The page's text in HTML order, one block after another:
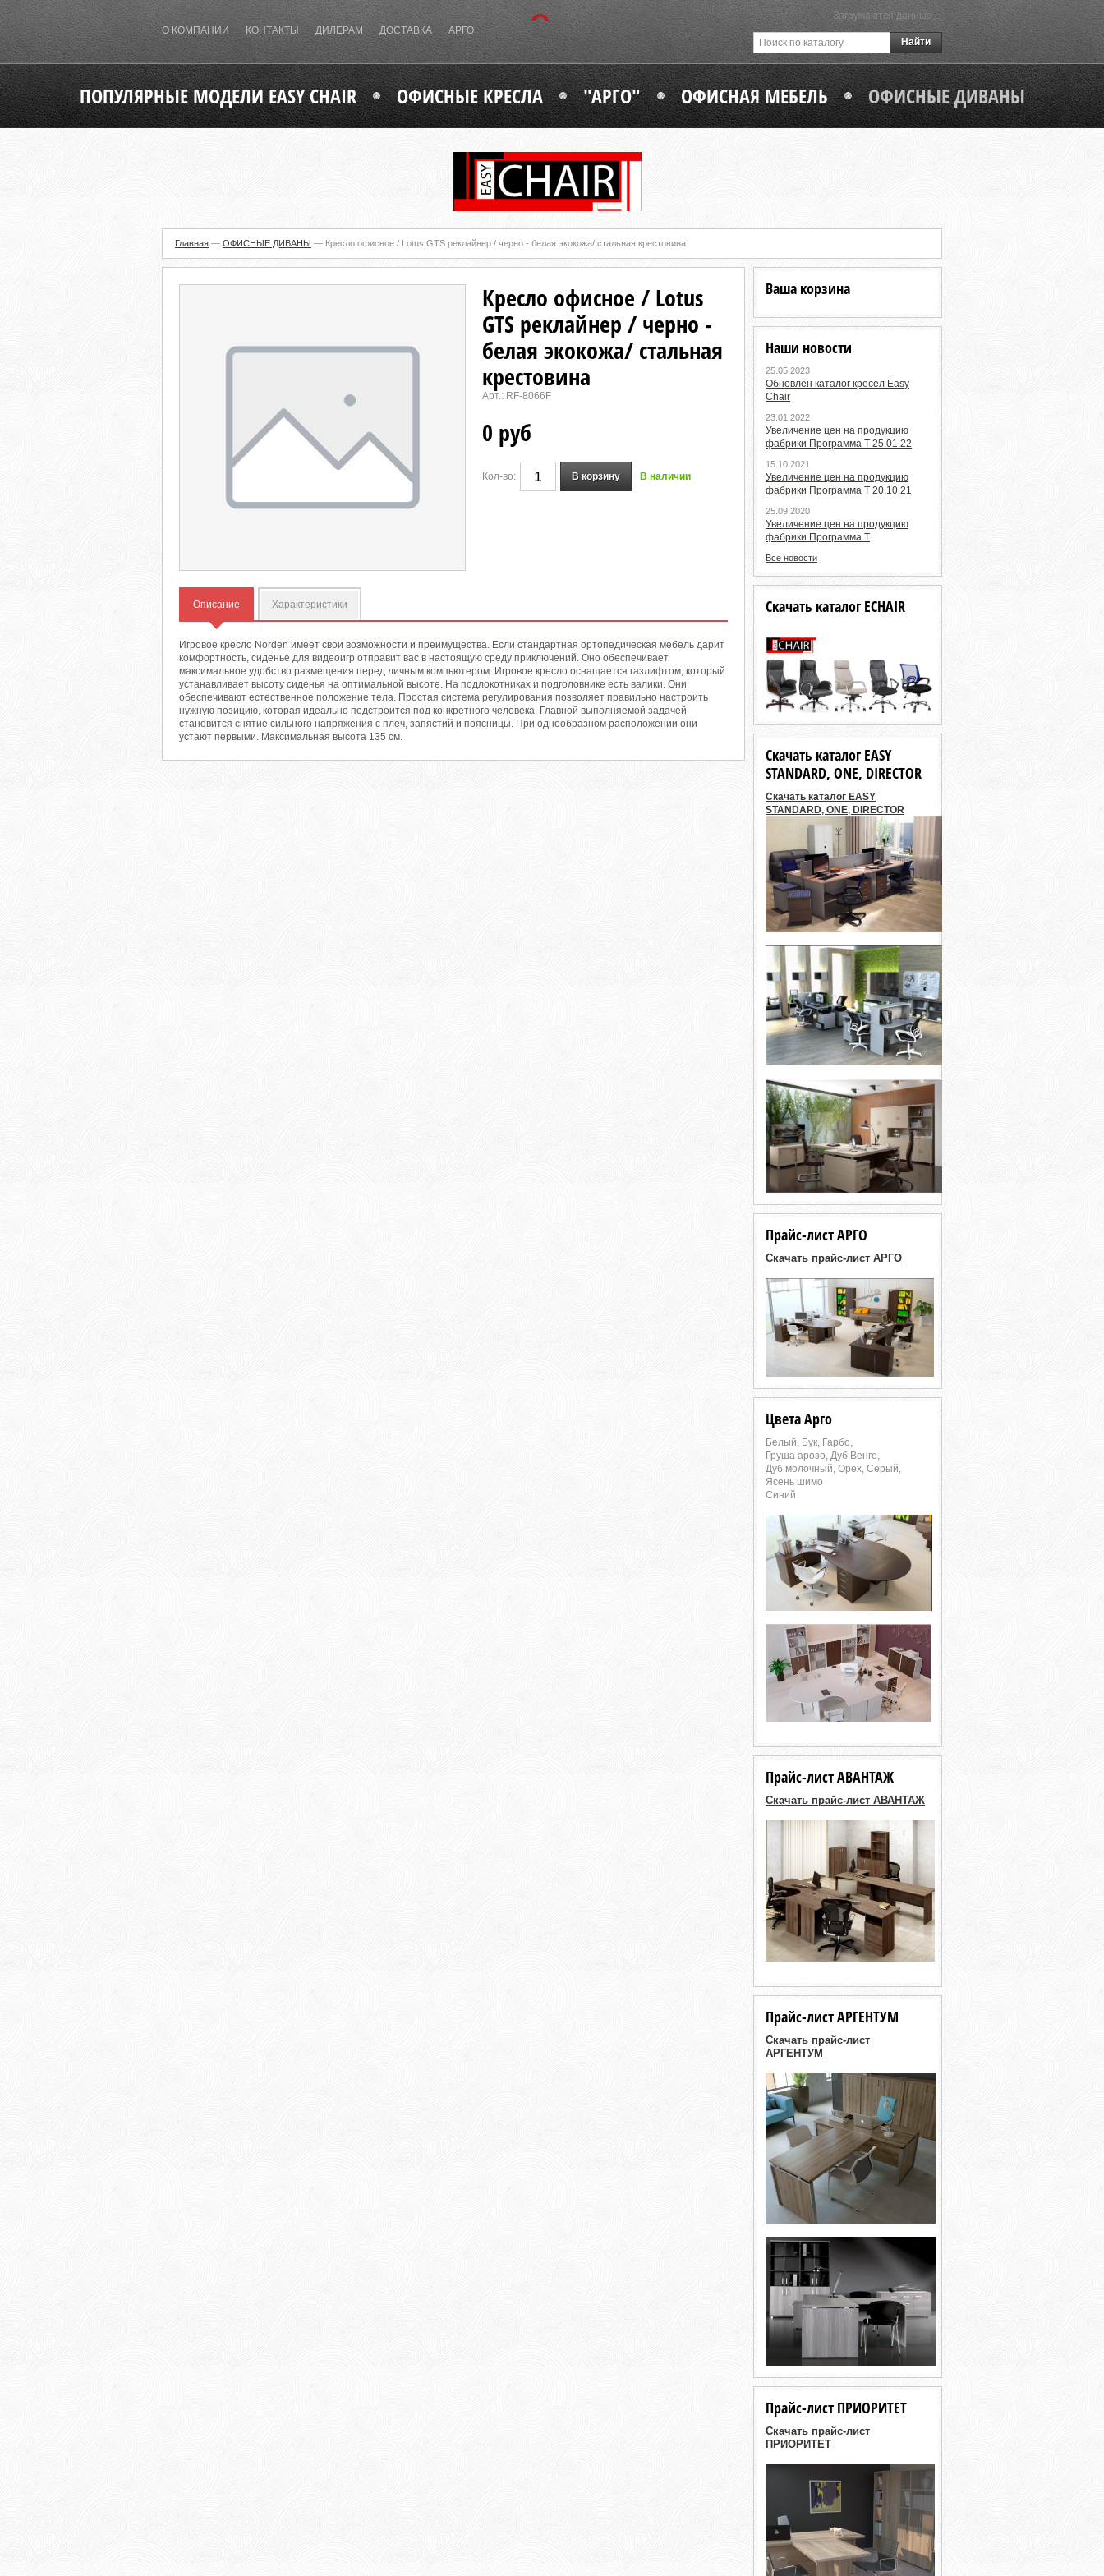
О КОМПАНИИ КОНТАКТЫ ДИЛЕРАМ ДОСТАВКА АРГО
Загружаются данные…
Найти
ПОПУЛЯРНЫЕ МОДЕЛИ EASY CHAIR ОФИСНЫЕ КРЕСЛА "АРГО" ОФИСНАЯ МЕБЕЛЬ ОФИСНЫЕ ДИВАНЫ
Главная — ОФИСНЫЕ ДИВАНЫ — Кресло офисное / Lotus GTS реклайнер / черно - белая экокожа/ стальная крестовина
Кресло офисное / Lotus
GTS реклайнер / черно -
белая экокожа/ стальная
крестовина
Арт.: RF-8066F
0 руб
Кол-во: В корзину В наличии
Описание Характеристики
Игровое кресло Norden имеет свои возможности и преимущества. Если стандартная ортопедическая мебель дарит
комфортность, сиденье для видеоигр отправит вас в настоящую среду приключений. Оно обеспечивает
максимальное удобство размещения перед личным компьютером. Игровое кресло оснащается газлифтом, который
устанавливает высоту сиденья на оптимальной высоте. На подлокотниках и подголовнике есть валики. Они
обеспечивают естественное положение тела. Простая система регулирования позволяет правильно настроить
нужную позицию, которая идеально подстроится под конкретного человека. Главной выполняемой задачей
становится снятие сильного напряжения с плеч, запястий и поясницы. При однообразном расположении они
устают первыми. Максимальная высота 135 см.
Ваша корзина
Наши новости
25.05.2023
Обновлён каталог кресел Easy
Chair
23.01.2022
Увеличение цен на продукцию
фабрики Программа Т 25.01.22
15.10.2021
Увеличение цен на продукцию
фабрики Программа Т 20.10.21
25.09.2020
Увеличение цен на продукцию
фабрики Программа Т
Все новости
Скачать каталог ECHAIR
Скачать каталог EASY
STANDARD, ONE, DIRECTOR
Скачать каталог EASY
STANDARD, ONE, DIRECTOR
Прайс-лист АРГО
Скачать прайс-лист АРГО
Цвета Арго
Белый, Бук, Гарбо,
Груша арозо, Дуб Венге,
Дуб молочный, Орех, Серый,
Ясень шимо
Синий
Прайс-лист АВАНТАЖ
Скачать прайс-лист АВАНТАЖ
Прайс-лист АРГЕНТУМ
Скачать прайс-лист
АРГЕНТУМ
Прайс-лист ПРИОРИТЕТ
Скачать прайс-лист
ПРИОРИТЕТ